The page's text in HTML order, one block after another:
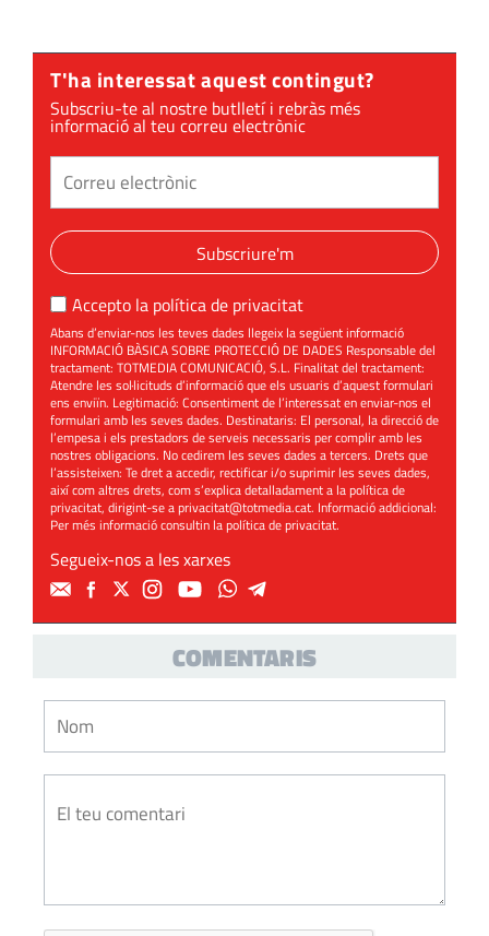
T'ha interessat aquest contingut?
Subscriu-te al nostre butlletí i rebràs més
informació al teu correu electrònic
Subscriure'm
Accepto la política de privacitat
Abans d’enviar-nos les teves dades llegeix la següent informació
INFORMACIÓ BÀSICA SOBRE PROTECCIÓ DE DADES Responsable del
tractament: TOTMEDIA COMUNICACIÓ, S.L. Finalitat del tractament:
Atendre les sol·licituds d’informació que els usuaris d’aquest formulari
ens enviïn. Legitimació: Consentiment de l’interessat en enviar-nos el
formulari amb les seves dades. Destinataris: El personal, la direcció de
l’empesa i els prestadors de serveis necessaris per complir amb les
nostres obligacions. No cedirem les seves dades a tercers. Drets que
l’assisteixen: Te dret a accedir, rectificar i/o suprimir les seves dades,
així com altres drets, com s’explica detalladament a la política de
privacitat, dirigint-se aprivacitat@totmedia.cat. Informació addicional:
Per més informació consultin lapolítica de privacitat.
Segueix-nos a les xarxes
COMENTARIS